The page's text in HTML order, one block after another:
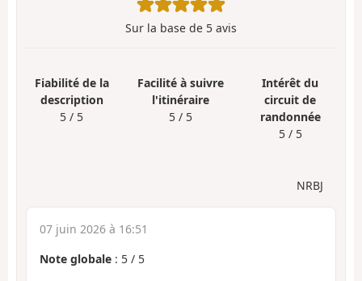
Sur la base de 5 avis
Fiabilité de la
description
5 / 5
Facilité à suivre
l'itinéraire
5 / 5
Intérêt du
circuit de
randonnée
5 / 5
NRBJ
07 juin 2026 à 16:51
Note globale : 5 / 5